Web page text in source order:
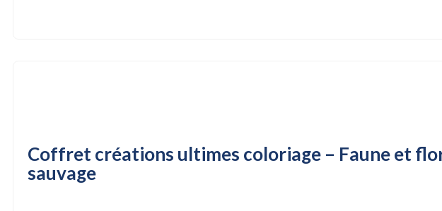
Coffret créations ultimes coloriage – Faune et
sauvage